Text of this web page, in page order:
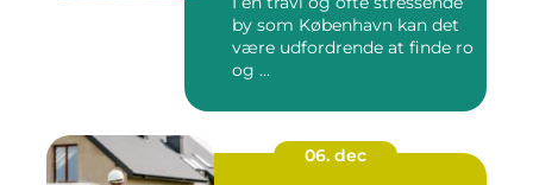
by som København kan det
være udfordrende at finde ro
og ...
06. dec